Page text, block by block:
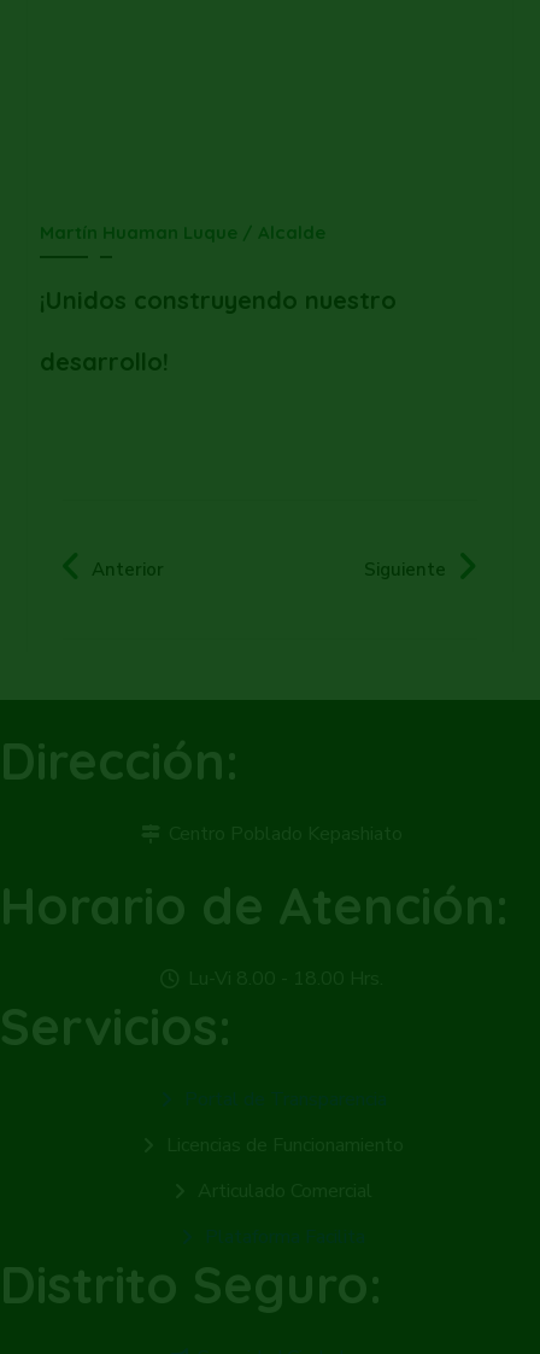
Martín Huaman Luque / Alcalde
¡Unidos construyendo nuestro
desarrollo!
Anterior Siguiente
Dirección:
Horario de Atención:
Servicios:
Distrito Seguro: